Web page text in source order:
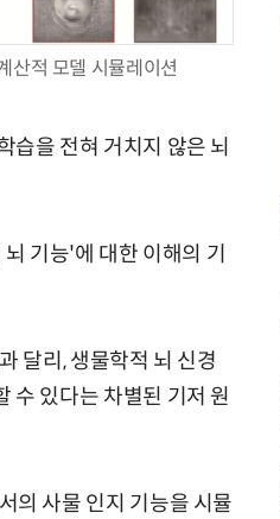
산적 모델 시뮬레이션
습을 전혀 거치지 않은 뇌
기능'에 대한 이해의 기
달리, 생물학적 뇌 신경
수 있다는 차별된 기저 원
의 사물 인지 기능을 시뮬